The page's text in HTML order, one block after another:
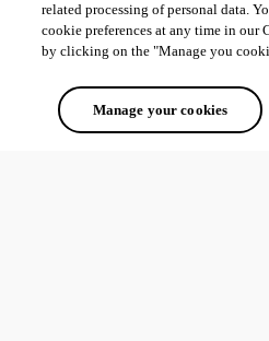
related processing of personal data.
cookie preferences at any time in our
by clicking on the "Manage you
Manage your cookies